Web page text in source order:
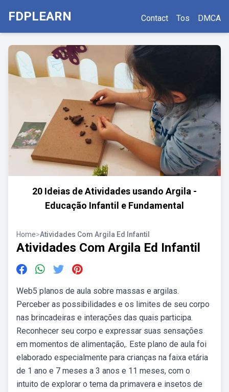
FDPLEARN Contact Tos DMCA
20 Ideias de Atividades usando Argila -
Educação Infantil e Fundamental
Home>Atividades Com Argila Ed Infantil
Atividades Com Argila Ed Infantil
Web5 planos de aula sobre massas e argilas.
Perceber as possibilidades e os limites de seu corpo
nas brincadeiras e interações das quais participa.
Reconhecer seu corpo e expressar suas sensações
em momentos de alimentação,. Este plano de aula foi
elaborado especialmente para crianças na faixa etária
de 1 ano e 7 meses a 3 anos e 11 meses, com o
intuito de explorar o tema da primavera e insetos de